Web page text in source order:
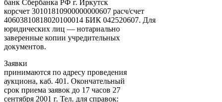
банк Сбербанка РФ г. Иркутск
корсчет 30101810900000000607 расч/счет
40603810818020100014 БИК 042520607. Для
юридических лиц — нотариально
заверенные копии учредительных
документов.
Заявки
принимаются по адресу проведения
аукциона, каб. 401. Окончательный
срок приема заявок до 17 часов 27
сентября 2001 г. Тел. для справок: